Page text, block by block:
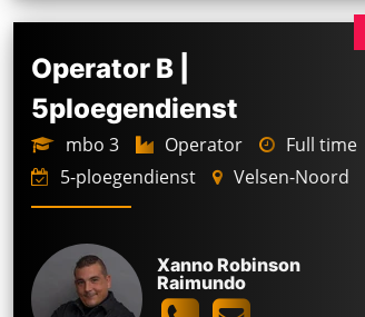
Operator B |
5ploegendienst
mbo 3 Operator
Full time
5-ploegendienst
Velsen-Noord
Xanno Robinson
Raimundo